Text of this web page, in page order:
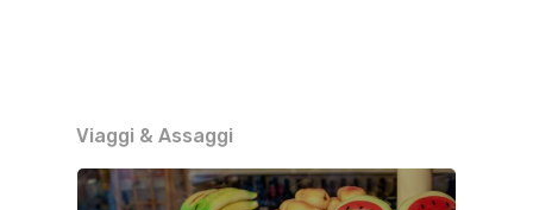
Viaggi & Assaggi